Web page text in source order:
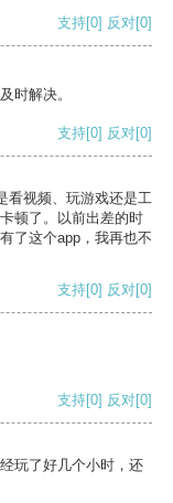
支持[0] 反对[0]
时解决。
支持[0] 反对[0]
看视频、玩游戏还是工
顿了。以前出差的时
了这个app，我再也不
支持[0] 反对[0]
支持[0] 反对[0]
玩了好几个小时，还